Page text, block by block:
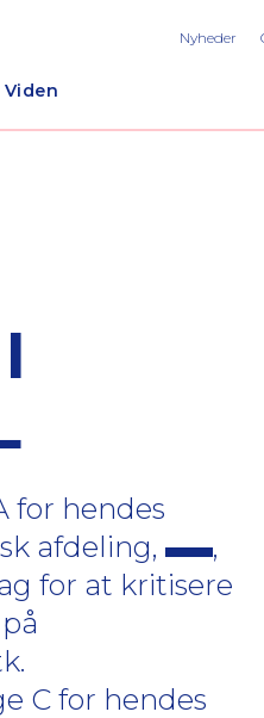
Viden
Nyheder
for hendes
afdeling,
,
for at kritisere
C for hendes